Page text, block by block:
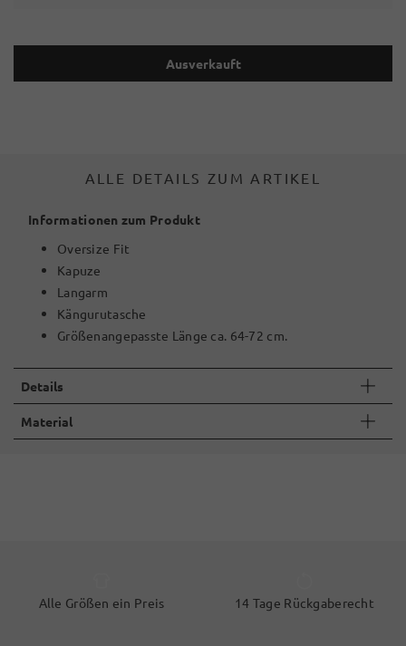
Ausverkauft
ALLE DETAILS ZUM ARTIKEL
Informationen zum Produkt
Oversize Fit
Kapuze
Langarm
Kängurutasche
Größenangepasste Länge ca. 64-72 cm.
Details
Material
Alle Größen ein Preis 14 Tage Rückgaberecht